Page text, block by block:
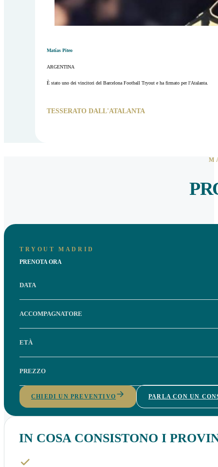
Matías Piteo
ARGENTINA
È stato uno dei vincitori del Barcelona Football Tryout e ha firmato per l'Atalanta.
TESSERATO DALL'ATALANTA
TRYOUT MADRID
PRENOTA ORA
DATA
ACCOMPAGNATORE
ETÀ
PREZZO
CHIEDI UN PREVENTIVO PARLA CON UN
IN COSA CONSISTONO I